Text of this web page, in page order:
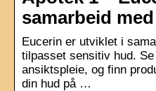
samarbeid
Eucerin er utviklet i
tilpasset sensitiv hud.
ansiktspleie, og finn
din hud på …